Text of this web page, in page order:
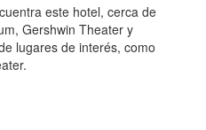
este hotel, cerca de
Gershwin Theater y
lugares de interés, como